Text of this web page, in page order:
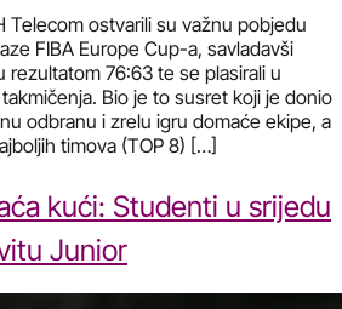
Telecom ostvarili su važnu pobjedu
FIBA Europe Cup-a, savladavši
rezultatom 76:63 te se plasirali u
Bio je to susret koji je donio
odbranu i zrelu igru domaće ekipe, a
timova (TOP 8) […]
kući: Studenti u srijedu
Junior